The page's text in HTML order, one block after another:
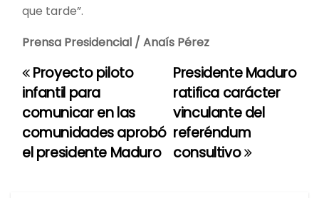
que tarde”.
Prensa Presidencial / Anaís Pérez
N
a
v
Presidente Maduro
ratifica carácter
vinculante del
referéndum
consultivo
Proyecto piloto
infantil para
comunicar en las
comunidades aprobó
el presidente Maduro